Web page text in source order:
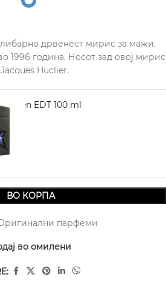
дрвенест мирис за мажи.
1996 година. Носот зад овој мирис
Huclier.
A*Men EDT 100 ml
ВО КОРПА
парфеми
во омилени